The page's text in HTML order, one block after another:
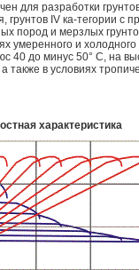
для разработки
грунтов IV ка-тегории с
пород и мерзлых
умеренного и
40 до минус 50° С, на
также в условиях
характеристика